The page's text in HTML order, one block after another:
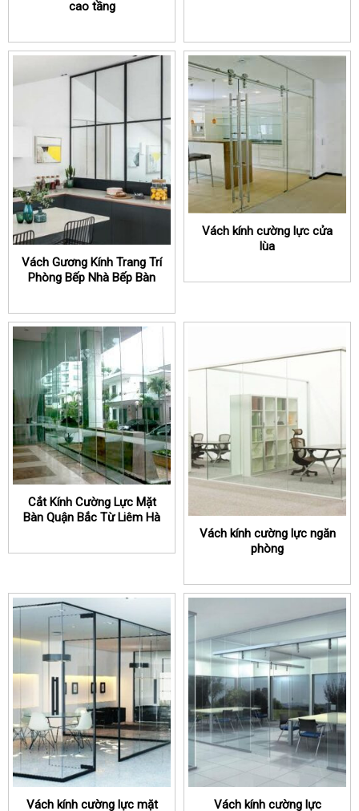
cao tầng
Vách Gương Kính Trang Trí
Phòng Bếp Nhà Bếp Bàn
Vách kính cường lực cửa
lùa
Cắt Kính Cường Lực Mặt
Bàn Quận Bắc Từ Liêm Hà
Vách kính cường lực ngăn
phòng
Vách kính cường lực mặt Vách kính cường lực